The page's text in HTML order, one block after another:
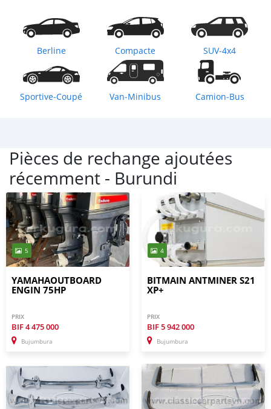
Berline Compacte SUV‒4x4
Sportive‒Coupé Van‒Minibus Camion‒Bus
Pièces de rechange ajoutées
récemment - Burundi
5
YAMAHAOUTBOARD
ENGIN 75HP
PRIX
BIF4 475 000
Bujumbura
4
BITMAIN ANTMINER S21
XP+
PRIX
BIF5 942 000
Bujumbura